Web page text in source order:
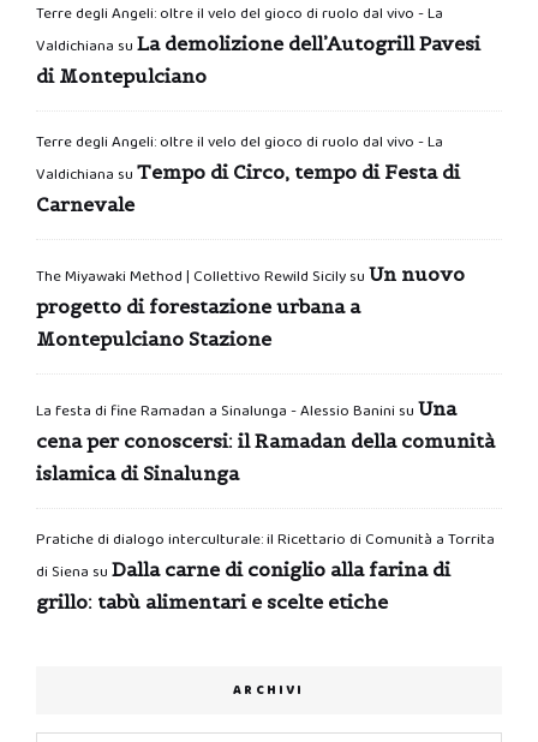
Terre degli Angeli: oltre il velo del gioco di ruolo dal vivo - La
Valdichiana su La demolizione dell’Autogrill Pavesi
di Montepulciano
Terre degli Angeli: oltre il velo del gioco di ruolo dal vivo - La
Valdichiana su Tempo di Circo, tempo di Festa di
Carnevale
The Miyawaki Method | Collettivo Rewild Sicilysu Un nuovo
progetto di forestazione urbana a
Montepulciano Stazione
La festa di fine Ramadan a Sinalunga - Alessio Banini su Una
cena per conoscersi: il Ramadan della comunità
islamica di Sinalunga
Pratiche di dialogo interculturale: il Ricettario di Comunità a Torrita
di Siena su Dalla carne di coniglio alla farina di
grillo: tabù alimentari e scelte etiche
ARCHIVI